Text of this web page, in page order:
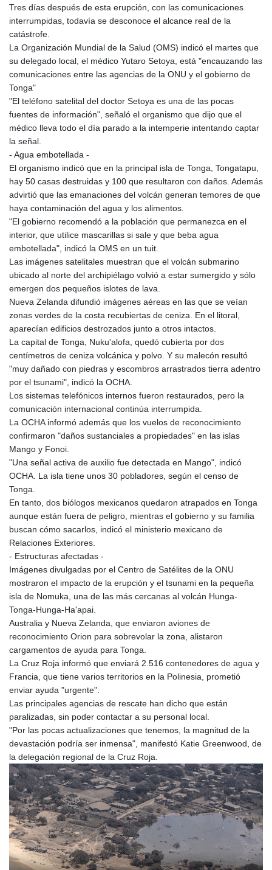
Tres días después de esta erupción, con las comunicaciones
interrumpidas, todavía se desconoce el alcance real de la
catástrofe.
La Organización Mundial de la Salud (OMS) indicó el martes que
su delegado local, el médico Yutaro Setoya, está "encauzando las
comunicaciones entre las agencias de la ONU y el gobierno de
Tonga"
"El teléfono satelital del doctor Setoya es una de las pocas
fuentes de información", señaló el organismo que dijo que el
médico lleva todo el día parado a la intemperie intentando captar
la señal.
- Agua embotellada -
El organismo indicó que en la principal isla de Tonga, Tongatapu,
hay 50 casas destruidas y 100 que resultaron con daños. Además
advirtió que las emanaciones del volcán generan temores de que
haya contaminación del agua y los alimentos.
"El gobierno recomendó a la población que permanezca en el
interior, que utilice mascarillas si sale y que beba agua
embotellada", indicó la OMS en un tuit.
Las imágenes satelitales muestran que el volcán submarino
ubicado al norte del archipiélago volvió a estar sumergido y sólo
emergen dos pequeños islotes de lava.
Nueva Zelanda difundió imágenes aéreas en las que se veían
zonas verdes de la costa recubiertas de ceniza. En el litoral,
aparecían edificios destrozados junto a otros intactos.
La capital de Tonga, Nuku'alofa, quedó cubierta por dos
centímetros de ceniza volcánica y polvo. Y su malecón resultó
"muy dañado con piedras y escombros arrastrados tierra adentro
por el tsunami", indicó la OCHA.
Los sistemas telefónicos internos fueron restaurados, pero la
comunicación internacional continúa interrumpida.
La OCHA informó además que los vuelos de reconocimiento
confirmaron "daños sustanciales a propiedades" en las islas
Mango y Fonoi.
"Una señal activa de auxilio fue detectada en Mango", indicó
OCHA. La isla tiene unos 30 pobladores, según el censo de
Tonga.
En tanto, dos biólogos mexicanos quedaron atrapados en Tonga
aunque están fuera de peligro, mientras el gobierno y su familia
buscan cómo sacarlos, indicó el ministerio mexicano de
Relaciones Exteriores.
- Estructuras afectadas -
Imágenes divulgadas por el Centro de Satélites de la ONU
mostraron el impacto de la erupción y el tsunami en la pequeña
isla de Nomuka, una de las más cercanas al volcán Hunga-
Tonga-Hunga-Ha'apai.
Australia y Nueva Zelanda, que enviaron aviones de
reconocimiento Orion para sobrevolar la zona, alistaron
cargamentos de ayuda para Tonga.
La Cruz Roja informó que enviará 2.516 contenedores de agua y
Francia, que tiene varios territorios en la Polinesia, prometió
enviar ayuda "urgente".
Las principales agencias de rescate han dicho que están
paralizadas, sin poder contactar a su personal local.
"Por las pocas actualizaciones que tenemos, la magnitud de la
devastación podría ser inmensa", manifestó Katie Greenwood, de
la delegación regional de la Cruz Roja.